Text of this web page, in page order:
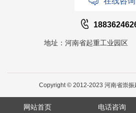
地址：河南省起重工业园区
Copyright © 2012-2023 河南省崇振
网站首页 电话咨询